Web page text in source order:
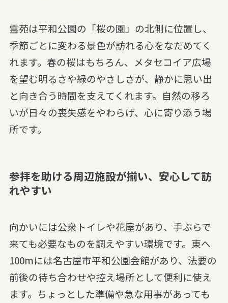
霊苑は平和公園の「桜の園」の北側に位置し、
季節ごとに変わる景色が訪れる心をなだめてく
れます。春の桜はもちろん、メタセコイア広場
を望む明るさや緑のやさしさが、静かに思い出
と向き合う時間を支えてくれます。自然の移ろ
いが日々の喪失感をやわらげ、心に寄り添う場
所です。
参拝を助ける周辺施設が揃い、安心して訪
れやすい
向かいには公衆トイレや花屋があり、手ぶらで
来ても必要なものを調えやすい環境です。東へ
100mには名古屋市平和公園会館があり、法要の
前後の待ち合わせや控え場所として便利に使え
ます。ちょっとした準備や急な用事があっても